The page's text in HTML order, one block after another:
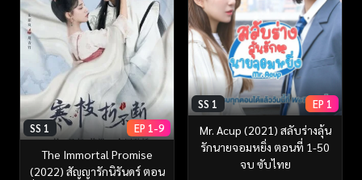
SS 1 EP 1-9
The Immortal Promise
(2022) สัญญารักนิรันดร์ ตอน
SS 1 EP 1
Mr. Acup (2021) สลับร่างลุ้น
รักนายจอมหยิ่ง ตอนที่ 1-50
จบ ซับไทย